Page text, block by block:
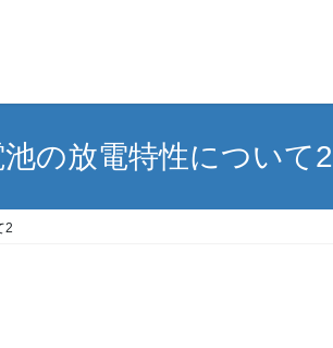
の放電特性について2
2